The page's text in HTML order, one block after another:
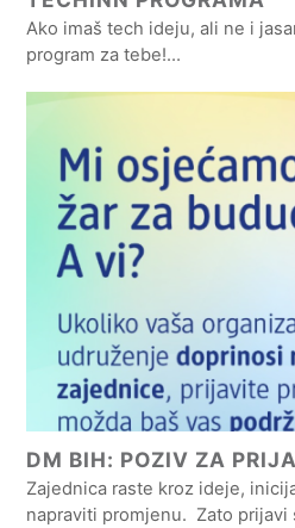
Ako imaš tech ideju, ali ne i
program za tebe!…
DM BIH: POZIV ZA
Zajednica raste kroz ideje,
napraviti promjenu. Zato prijavi